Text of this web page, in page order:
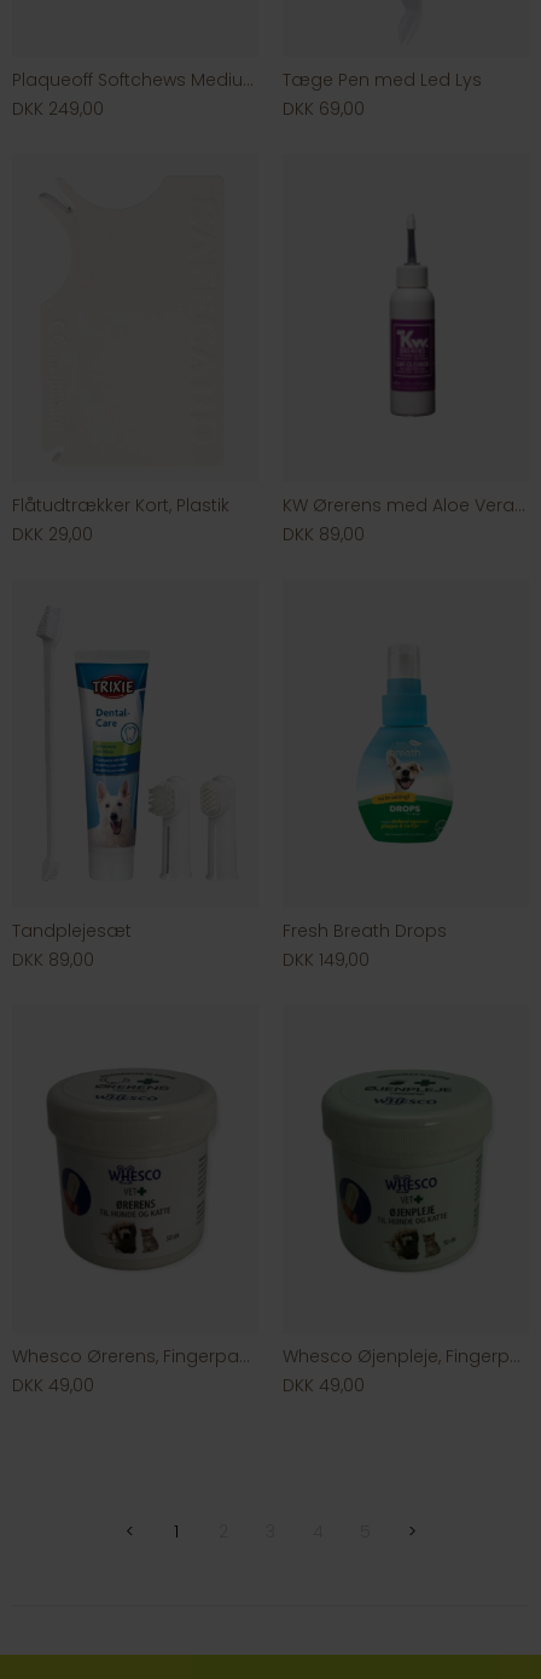
Plaqueoff Softchews Medium/large Dog
DKK 249,00
Tæge Pen med Led Lys
DKK 69,00
Flåtudtrækker Kort, Plastik
DKK 29,00
KW Ørerens med Aloe Vera 100ml
DKK 89,00
Tandplejesæt
DKK 89,00
Fresh Breath Drops
DKK 149,00
Whesco Ørerens, Fingerpads, 50 stk
DKK 49,00
Whesco Øjenpleje, Fingerpads, 50 stk
DKK 49,00
< 1 >